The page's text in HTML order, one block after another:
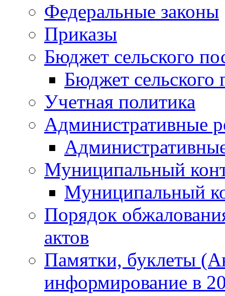
Федеральные законы
Приказы
Бюджет сельского
Бюджет сельского
Учетная политика
Административные
Муниципальный
Муниципальный
Порядок
актов
Памятки, буклеты
информирование в